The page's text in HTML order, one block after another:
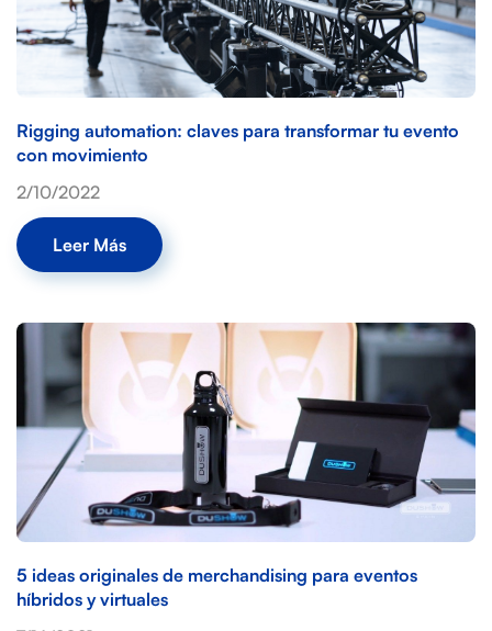
Rigging automation: claves para transformar tu evento
con movimiento
2/10/2022
Leer Más
5 ideas originales de merchandising para eventos
híbridos y virtuales